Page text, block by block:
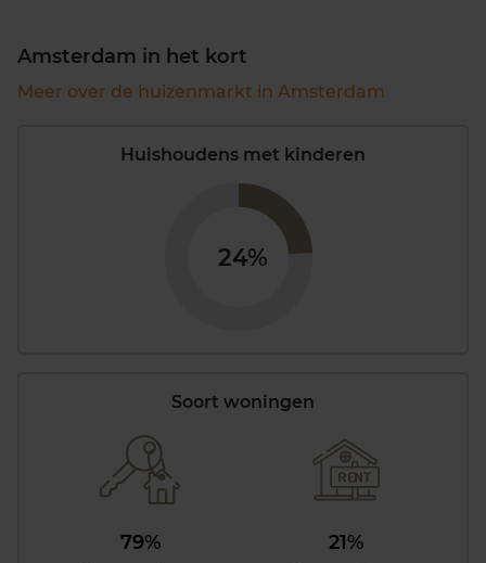
Amsterdam in het kort
Meer over de huizenmarkt in Amsterdam
Huishoudens met kinderen
24%
Soort woningen
79%
21%